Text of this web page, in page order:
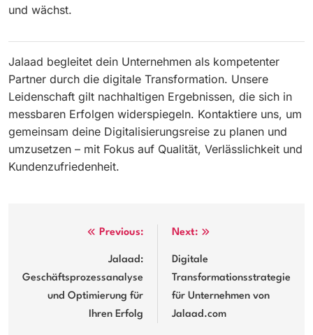
und wächst.
Jalaad begleitet dein Unternehmen als kompetenter
Partner durch die digitale Transformation. Unsere
Leidenschaft gilt nachhaltigen Ergebnissen, die sich in
messbaren Erfolgen widerspiegeln. Kontaktiere uns, um
gemeinsam deine Digitalisierungsreise zu planen und
umzusetzen – mit Fokus auf Qualität, Verlässlichkeit und
Kundenzufriedenheit.
Previous:
Jalaad:
Geschäftsprozessanalyse
und Optimierung für
Ihren Erfolg
Next:
Digitale
Transformationsstrategie
für Unternehmen von
Jalaad.com